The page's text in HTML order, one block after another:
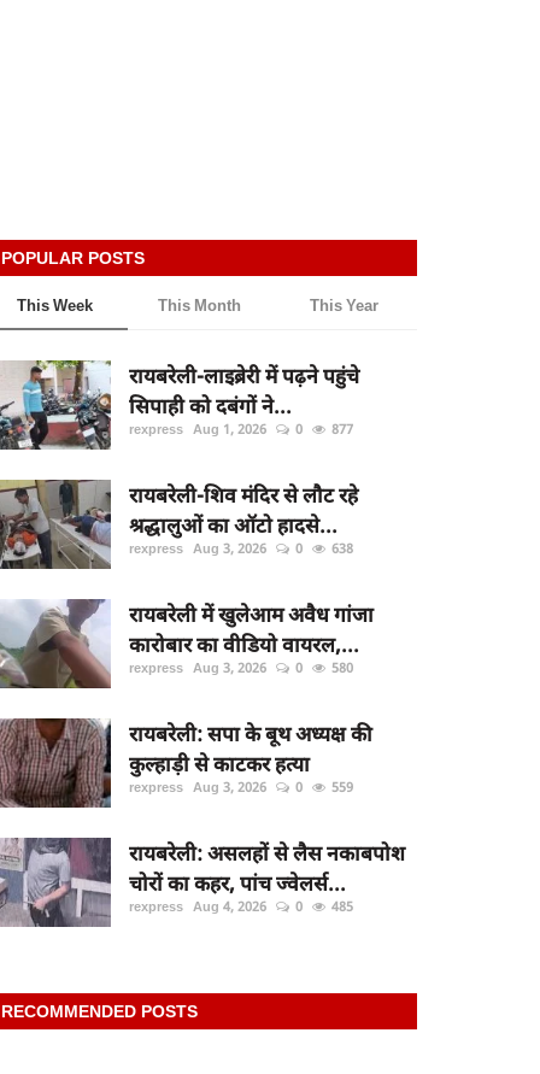
POPULAR POSTS
This Week This Month This Year
रायबरेली-लाइब्रेरी में पढ़ने पहुंचे
सिपाही को दबंगों ने...
rexpress Aug 1, 2026 0 877
रायबरेली-शिव मंदिर से लौट रहे
श्रद्धालुओं का ऑटो हादसे...
rexpress Aug 3, 2026 0 638
रायबरेली में खुलेआम अवैध गांजा
कारोबार का वीडियो वायरल,...
rexpress Aug 3, 2026 0 580
रायबरेली: सपा के बूथ अध्यक्ष की
कुल्हाड़ी से काटकर हत्या
rexpress Aug 3, 2026 0 559
रायबरेली: असलहों से लैस नकाबपोश
चोरों का कहर, पांच ज्वेलर्स...
rexpress Aug 4, 2026 0 485
RECOMMENDED POSTS